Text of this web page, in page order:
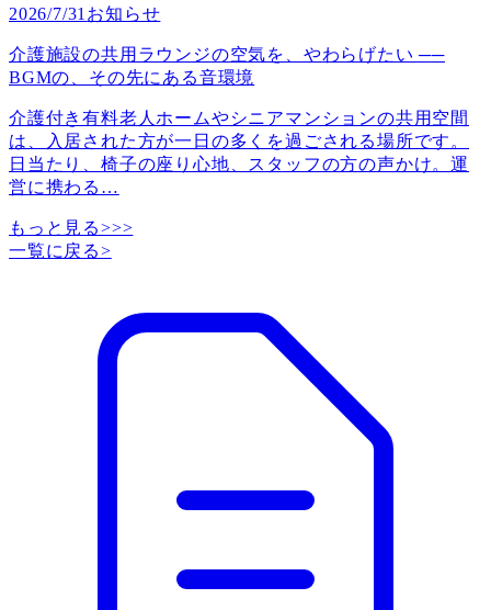
2026/7/31 お知らせ
介護施設の共用ラウンジの空気を、やわらげたい ──
BGMの、その先にある音環境
介護付き有料老人ホームやシニアマンションの共用空間
は、入居された方が一日の多くを過ごされる場所です。
日当たり、椅子の座り心地、スタッフの方の声かけ。運
営に携わる …
もっと見る>>>
一覧に戻る>